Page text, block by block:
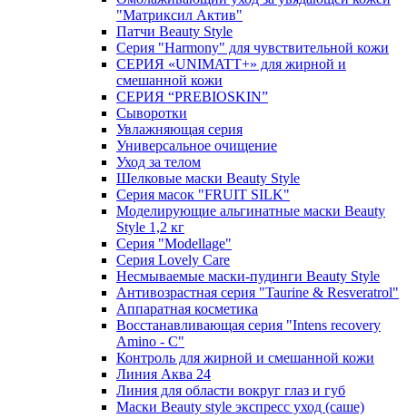
"Матриксил Актив"
Патчи Beauty Style
Серия "Harmony" для чувствительной кожи
СЕРИЯ «UNIMATT+» для жирной и
смешанной кожи
СЕРИЯ “PREBIOSKIN”
Сыворотки
Увлажняющая серия
Универсальное очищение
Уход за телом
Шелковые маски Beauty Style
Серия масок "FRUIT SILK"
Моделирующие альгинатные маски Beauty
Style 1,2 кг
Серия "Modellage"
Cерия Lovely Care
Несмываемые маски-пудинги Beauty Style
Антивозрастная серия "Taurine & Resveratrol"
Аппаратная косметика
Восстанавливающая серия "Intens recovery
Amino - C"
Контроль для жирной и смешанной кожи
Линия Аква 24
Линия для области вокруг глаз и губ
Маски Beauty style экспресс уход (саше)